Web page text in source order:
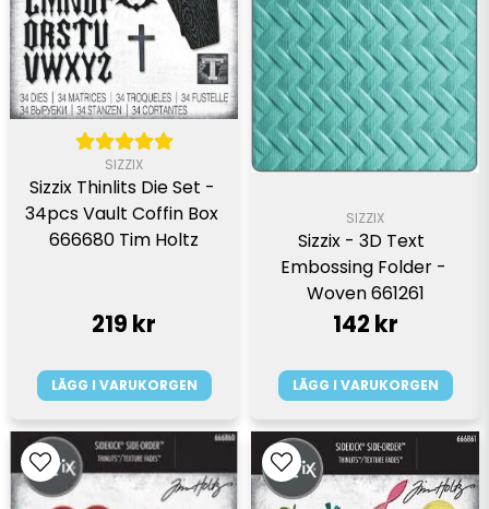
SIZZIX
Sizzix Thinlits Die Set -
34pcs Vault Coffin Box
666680 Tim Holtz
219 kr
LÄGG I VARUKORGEN
SIZZIX
Sizzix - 3D Text
Embossing Folder -
Woven 661261
142 kr
LÄGG I VARUKORGEN